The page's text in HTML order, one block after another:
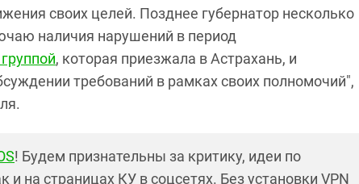
своих целей. Позднее губернатор несколько
наличия нарушений в период
, которая приезжала в Астрахань, и
требований в рамках своих полномочий",
! Будем признательны за критику, идеи по
и на страницах КУ в соцсетях. Без установки VPN